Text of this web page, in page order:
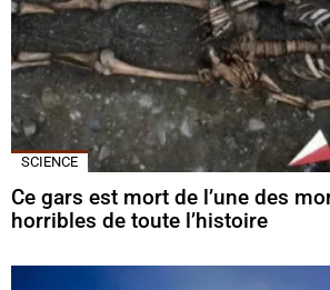
SCIENCE
Ce gars est mort de l’une des
horribles de toute l’histoire